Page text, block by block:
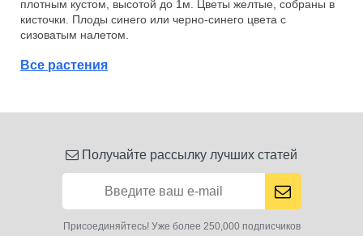
плотным кустом, высотой до 1м. Цветы желтые, собраны в
кисточки. Плоды синего или черно-синего цвета с
сизоватым налетом.
Все растения
Получайте рассылку лучших статей
Присоединяйтесь! Уже более 250,000 подписчиков